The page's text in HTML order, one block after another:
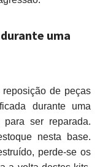
uma
de peças
durante uma
ser reparada.
nesta base.
perde-se os